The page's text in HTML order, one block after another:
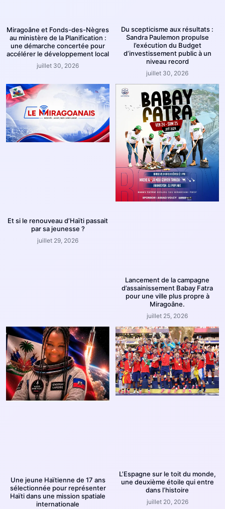
Miragoâne et Fonds-des-Nègres
au ministère de la Planification :
une démarche concertée pour
accélérer le développement local
juillet 30, 2026
Du scepticisme aux résultats :
Sandra Paulemon propulse
l’exécution du Budget
d’investissement public à un
niveau record
juillet 30, 2026
Et si le renouveau d’Haïti passait
par sa jeunesse ?
juillet 29, 2026
Lancement de la campagne
d’assainissement Babay Fatra
pour une ville plus propre à
Miragoâne.
juillet 25, 2026
Une jeune Haïtienne de 17 ans
sélectionnée pour représenter
Haïti dans une mission spatiale
internationale
L’Espagne sur le toit du monde,
une deuxième étoile qui entre
dans l’histoire
juillet 20, 2026